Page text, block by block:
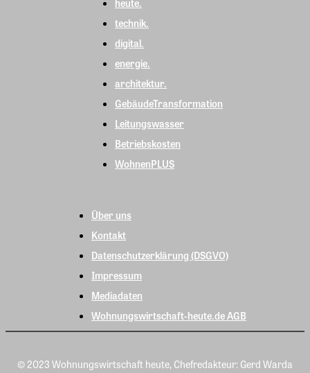
technik.
digital.
energie.
architektur.
GebäudeTransformation
Leitungswasser
Betriebskosten
WohnenPLUS
Über uns
Kontakt
Datenschutzerklärung (DSGVO)
Impressum
Mediadaten
Wohnungswirtschaft-heute.de AGB
© 2023 Wohnungswirtschaft heute, Chefredakteur: Gerd Warda